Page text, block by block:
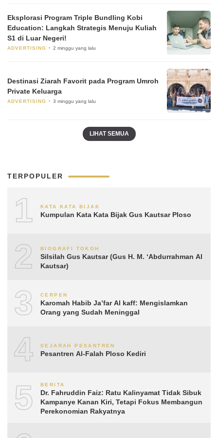
Eksplorasi Program Triple Bundling Kobi
Education: Langkah Strategis Menuju Kuliah
S1 di Luar Negeri!
ADVERTISING 2 minggu yang lalu
Destinasi Ziarah Favorit pada Program Umroh
Private Keluarga
ADVERTISING 3 minggu yang lalu
LIHAT SEMUA
TERPOPULER
1 KATA KATA BIJAK
Kumpulan Kata Kata Bijak Gus Kautsar Ploso
2 BIOGRAFI TOKOH
Silsilah Gus Kautsar (Gus H. M. ‘Abdurrahman Al
Kautsar)
3 CERPEN
Karomah Habib Ja’far Al kaff: Mengislamkan
Orang yang Sudah Meninggal
4 SEJARAH PESANTREN
Pesantren Al-Falah Ploso Kediri
5 BERITA
Dr. Fahruddin Faiz: Ratu Kalinyamat Tidak Sibuk
Kampanye Kanan Kiri, Tetapi Fokus Membangun
Perekonomian Rakyatnya